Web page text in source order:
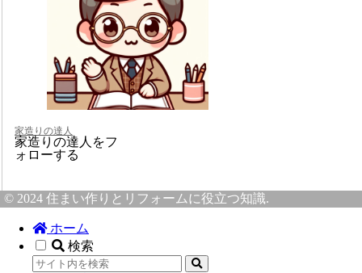
家造りの達人
家造りの達人をフ
ォローする
© 2024 住まい作りとリフォームに役立つ知識.
ホーム
検索